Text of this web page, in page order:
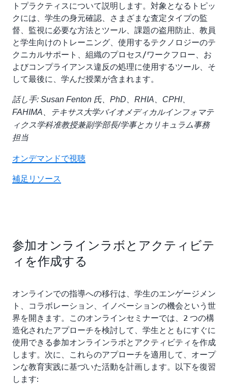
トプラクティスについて説明します。対象となるトピッ
クには、学生の身元確認、さまざまな査定タイプの監
督、監視に必要な方法とツール、課題の盗用防止、教員
と学生向けのトレーニング、使用するテクノロジーのテ
クニカルサポート、組織のプロセス/ワークフロー、お
よびコンプライアンス違反の処理に使用するツール、そ
して最後に、学んだ授業が含まれます。
話し手: Susan Fenton 氏、PhD、RHIA、CPHI、
FAHIMA、テキサス大学バイオメディカルインフォマテ
ィクス学科准教授兼副学部長/学事とカリキュラム事務
担当
オンデマンドで視聴
補足リソース
参加オンラインラボとアクティビテ
ィを作成する
オンラインでの指導への移行は、学生のエンゲージメン
ト、コラボレーション、イノベーションの機会という世
界を開きます。このオンラインセミナーでは、2 つの構
造化されたアプローチを検討して、学生とともにすぐに
使用できる参加オンラインラボとアクティビティを作成
します。次に、これらのアプローチを適用して、オープ
ンな教育実践に基づいた活動を計画します。以下を復習
します: